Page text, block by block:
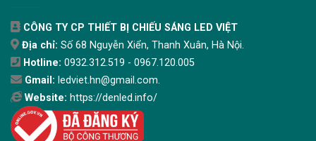
CÔNG TY CP THIẾT BỊ CHIẾU SÁNG LED VIỆT
Địa chỉ: Số 68 Nguyễn Xiển, Thanh Xuân, Hà Nội.
Hotline: 0932.312.519 - 0967.120.005
Gmail: ledviet.hn@gmail.com.
Website: https://denled.info/